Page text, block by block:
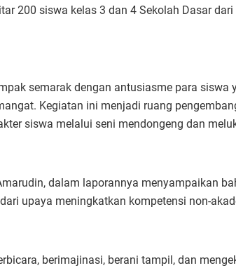
200 siswa kelas 3 dan 4 Sekolah Dasar
semarak dengan antusiasme para siswa
Kegiatan ini menjadi ruang
siswa melalui seni mendongeng dan
dalam laporannya menyampaikan
upaya meningkatkan kompetensi non-
berimajinasi, berani tampil, dan